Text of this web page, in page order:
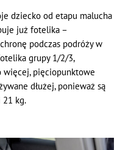
dziecko od etapu malucha
już fotelika –
podczas podróży w
grupy 1/2/3,
więcej, pięciopunktowe
dłużej, ponieważ są
21 kg.